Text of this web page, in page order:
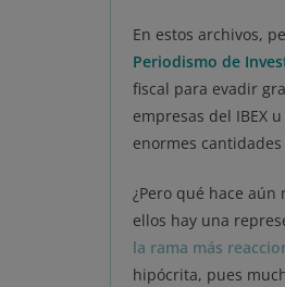
En estos archivos,
Periodismo de
fiscal para evadir
empresas del IBEX
enormes
¿Pero qué hace aún
ellos hay una
la rama más
hipócrita, pues